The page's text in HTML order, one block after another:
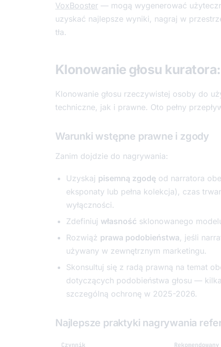
VoxBooster — mogą wygenerować
uzyskać najlepsze wyniki, nagraj w
tła.
Klonowanie głosu
Klonowanie głosu rzeczywistej osoby do
techniczne, jak i prawne. Oto pełny
Warunki wstępne prawne i zgody
Zanim dojdzie do nagrywania:
Uzyskaj pisemną zgodę od narratora
eksponaty lub pełna kolekcja), czas
wyłączności.
Zdefiniuj własność sklonowanego
Rozwiąż prawa podobieństwa, jeśli
używany w zewnętrznym marketingu.
Skonsultuj się z radą prawną na temat
dotyczących podobieństwa głosu —
szczególną ochronę w 2025-2026.
Najlepsze praktyki nagrywania
Czynnik